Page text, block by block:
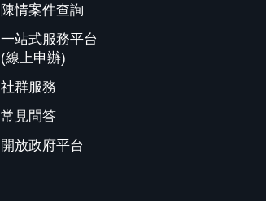
陳情案件查詢
一站式服務平台
(線上申辦)
社群服務
常見問答
開放政府平台